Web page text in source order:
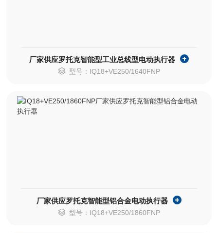
厂家供应罗托克智能型工业总线型电动执行器
型号：IQ18+VE250/1640FNP
厂家供应罗托克智能型铝合金电动执行器
型号：IQ18+VE250/1860FNP